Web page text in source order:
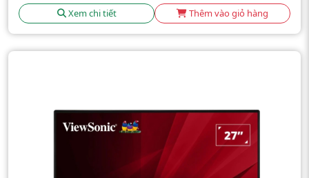
Xem chi tiết Thêm vào giỏ hàng